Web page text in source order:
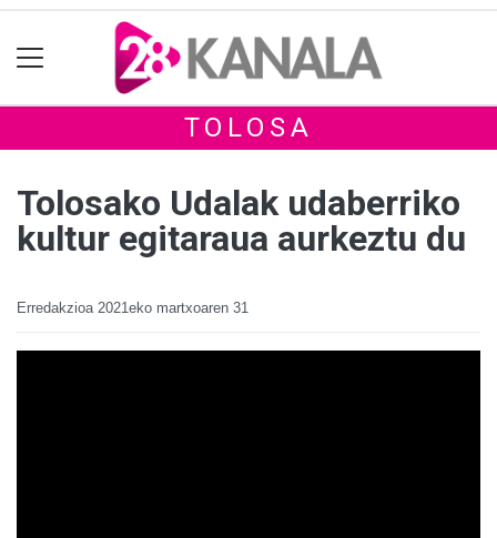
TOLOSA
Tolosako Udalak udaberriko
kultur egitaraua aurkeztu du
Erredakzioa 2021eko martxoaren 31